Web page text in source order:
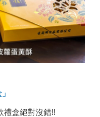
」
禮盒絕對沒錯!!